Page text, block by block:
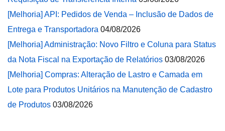
[Melhoria] API: Pedidos de Venda – Inclusão de Dados de
Entrega e Transportadora 04/08/2026
[Melhoria] Administração: Novo Filtro e Coluna para Status
da Nota Fiscal na Exportação de Relatórios 03/08/2026
[Melhoria] Compras: Alteração de Lastro e Camada em
Lote para Produtos Unitários na Manutenção de Cadastro
de Produtos 03/08/2026